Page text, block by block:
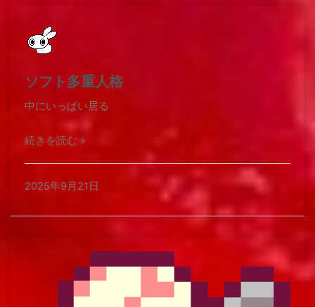
ソフト多重人格
中にいっぱい居る​
続きを読む »
2025年9月21日